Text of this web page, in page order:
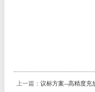
上一篇： 议标方案--高精度充